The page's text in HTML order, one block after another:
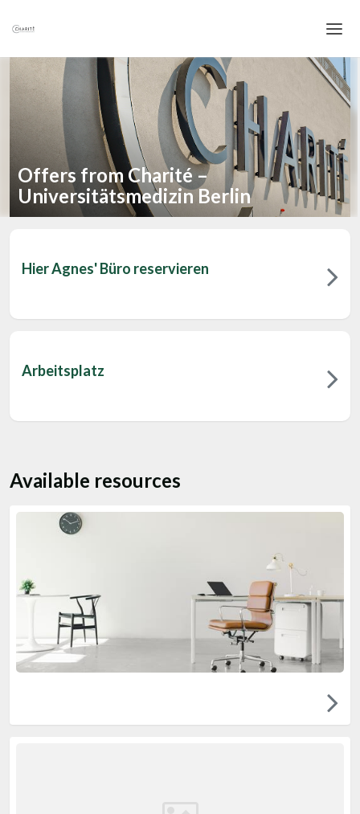
Home
Login
Language
Help & Info
Offers from Charité –
Universitätsmedizin Berlin
Hier Agnes' Büro reservieren
Arbeitsplatz
Available resources